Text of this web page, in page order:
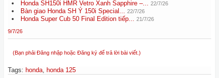
Honda SH150i HMR Vetro Xanh Sapphire –... 22/7/26
Bàn giao Honda SH Ý 150i Special... 22/7/26
Honda Super Cub 50 Final Edition tiếp... 21/7/26
9/7/26
(Bạn phải Đăng nhập hoặc Đăng ký để trả lời bài viết.)
Tags: honda honda 125